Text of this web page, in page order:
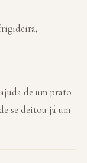
de um prato
se deitou já um